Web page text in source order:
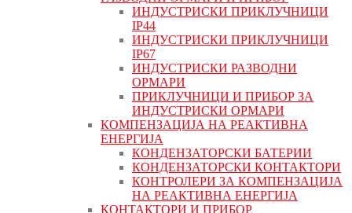
ИНДУСТРИСКИ ПРИКЛУЧНИЦИ
IP44
ИНДУСТРИСКИ ПРИКЛУЧНИЦИ
IP67
ИНДУСТРИСКИ РАЗВОДНИ
ОРМАРИ
ПРИКЛУЧНИЦИ И ПРИБОР ЗА
ИНДУСТРИСКИ ОРМАРИ
КОМПЕНЗАЦИЈА НА РЕАКТИВНА
ЕНЕРГИЈА
КОНДЕНЗАТОРСКИ БАТЕРИИ
КОНДЕНЗАТОРСКИ КОНТАКТОРИ
КОНТРОЛЕРИ ЗА КОМПЕНЗАЦИЈА
НА РЕАКТИВНА ЕНЕРГИЈА
КОНТАКТОРИ И ПРИБОР